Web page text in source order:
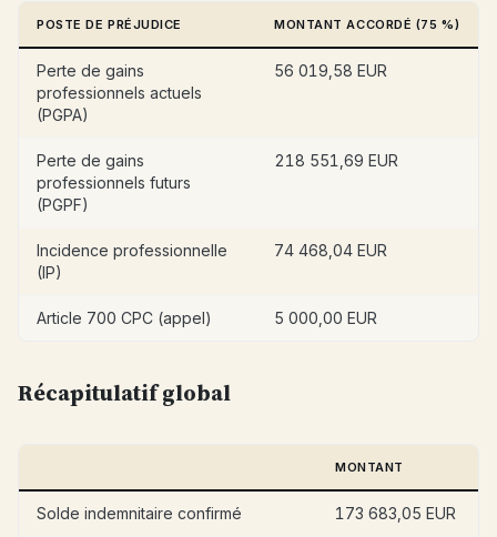
POSTE DE PRÉJUDICE MONTANT ACCORDÉ (75 %)
Perte de gains
professionnels actuels
(PGPA)
56 019,58 EUR
Perte de gains
professionnels futurs
(PGPF)
218 551,69 EUR
Incidence professionnelle
(IP)
74 468,04 EUR
Article 700 CPC (appel) 5 000,00 EUR
Récapitulatif global
MONTANT
Solde indemnitaire confirmé 173 683,05 EUR